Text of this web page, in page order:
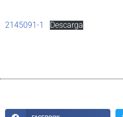
2145091-1 Descarga